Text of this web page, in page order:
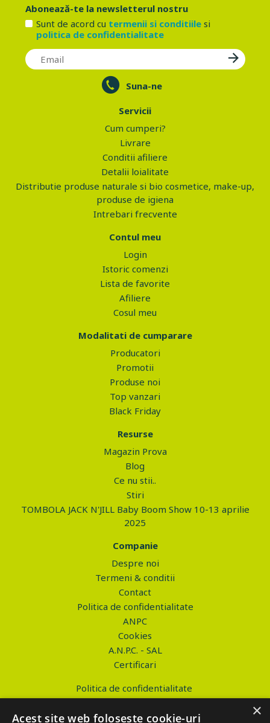
Abonează-te la newsletterul nostru
Sunt de acord cu termenii si conditiilesi
politica de confidentialitate
Suna-ne
Servicii
Cum cumperi?
Livrare
Conditii afiliere
Detalii loialitate
Distributie produse naturale si bio cosmetice, make-up,
produse de igiena
Intrebari frecvente
Contul meu
Login
Istoric comenzi
Lista de favorite
Afiliere
Cosul meu
Modalitati de cumparare
Producatori
Promotii
Produse noi
Top vanzari
Black Friday
Resurse
Magazin Prova
Blog
Ce nu stii..
Stiri
TOMBOLA JACK N'JILL Baby Boom Show 10-13 aprilie
2025
Companie
Despre noi
Termeni & conditii
Contact
Politica de confidentialitate
ANPC
Cookies
A.N.P.C. - SAL
Certificari
Politica de confidentialitate
Termeni si conditii
×
Acest site web folosește cookie-uri